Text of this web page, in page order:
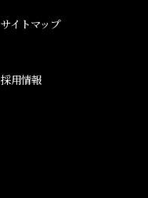
サイトマップ
採用情報